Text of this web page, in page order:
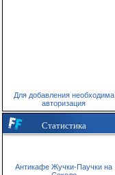
Для добавления необходима
авторизация
Статистика
Антикафе Жучки-Паучки на